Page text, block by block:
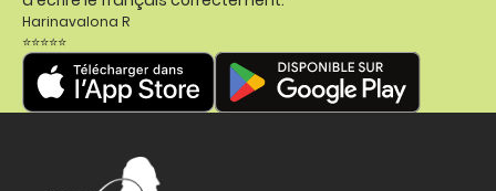
Harinavalona R
⭐⭐⭐⭐⭐